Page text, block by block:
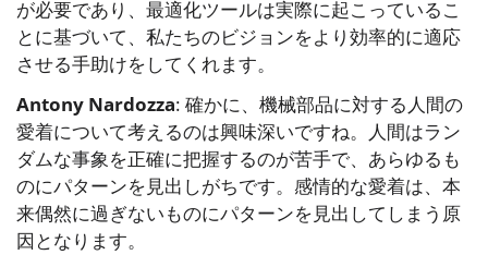
が必要であり、最適化ツールは実際に起こっているこ
とに基づいて、私たちのビジョンをより効率的に適応
させる手助けをしてくれます。
Antony Nardozza: 確かに、機械部品に対する人間の
愛着について考えるのは興味深いですね。人間はラン
ダムな事象を正確に把握するのが苦手で、あらゆるも
のにパターンを見出しがちです。感情的な愛着は、本
来偶然に過ぎないものにパターンを見出してしまう原
因となります。